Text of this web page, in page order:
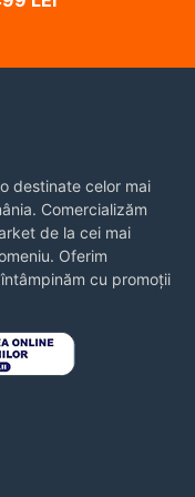
destinate celor mai
Comercializăm
de la cei mai
Oferim
cu promoții